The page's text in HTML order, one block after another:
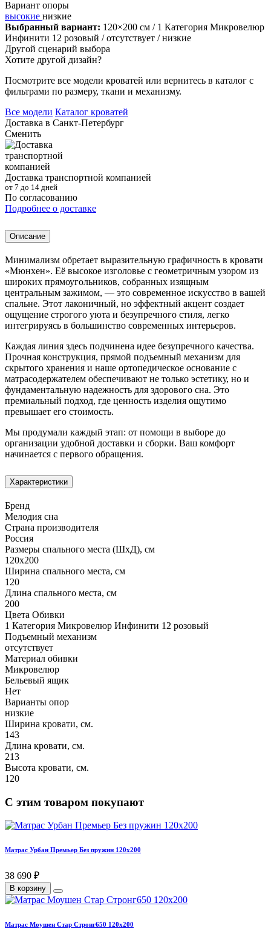
Вариант опоры
высокие низкие
Выбранный вариант: 120×200 см / 1 Категория Микровелюр
Инфинити 12 розовый / отсутствует / низкие
Другой сценарий выбора
Хотите другой дизайн?
Посмотрите все модели кроватей или вернитесь в каталог с
фильтрами по размеру, ткани и механизму.
Все модели Каталог кроватей
Доставка в Санкт-Петербург
Сменить
Доставка транспортной компанией
от 7 до 14 дней
По согласованию
Подробнее о доставке
Описание
Минимализм обретает выразительную графичность в кровати
«Мюнхен». Её высокое изголовье с геометричным узором из
широких прямоугольников, собранных изящным
центральным зажимом, — это современное искусство в вашей
спальне. Этот лаконичный, но эффектный акцент создает
ощущение строгого уюта и безупречного стиля, легко
интегрируясь в большинство современных интерьеров.
Каждая линия здесь подчинена идее безупречного качества.
Прочная конструкция, прямой подъемный механизм для
скрытого хранения и наше ортопедическое основание с
матрасодержателем обеспечивают не только эстетику, но и
фундаментальную надежность для здорового сна. Это
премиальный подход, где ценность изделия ощутимо
превышает его стоимость.
Мы продумали каждый этап: от помощи в выборе до
организации удобной доставки и сборки. Ваш комфорт
начинается с первого обращения.
Характеристики
Бренд
Мелодия сна
Страна производителя
Россия
Размеры спального места (ШхД), см
120х200
Ширина спального места, см
120
Длина спального места, см
200
Цвета Обивки
1 Категория Микровелюр Инфинити 12 розовый
Подъемный механизм
отсутствует
Материал обивки
Микровелюр
Бельевый ящик
Нет
Варианты опор
низкие
Ширина кровати, см.
143
Длина кровати, см.
213
Высота кровати, см.
120
С этим товаром покупают
Матрас Урбан Премьер Без пружин 120х200
38 690 ₽
В корзину
Матрас Моушен Стар Стронг650 120х200